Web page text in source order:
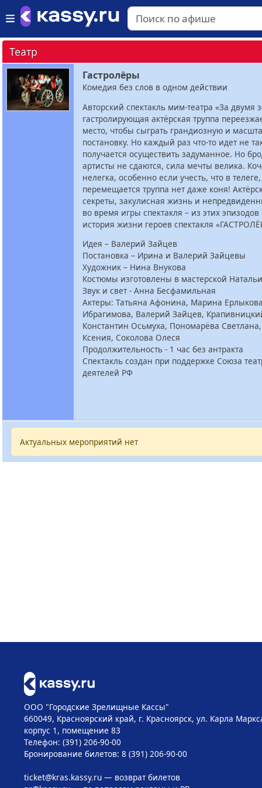
Театр
Гастролёры
Комедия без слов в одном действии
Авторский спектакль мим-театра «За двумя
гастролирующая актёрская труппа
место, чтобы сыграть грандиозную и
постановку. Но каждый раз что-то идет не
получается осуществить задуманное. Но
артисты не сдаются, сила мечты велика.
нелегка, особенно если учесть, что в
перемещается труппа нет даже коня!
секреты, закулисная жизнь и
во время игры спектакля – из этих
история жизни героев спектакля
Идея – Валерий Зайцев
Постановка – Ирина и Валерий Зайцевы
Художник – Нина Внукова
Костюмы изготовлены в мастерской
Звук и свет - Анна Бесфамильная
Актеры: Татьяна Афонина, Марина
Ибрагимова, Валерий Зайцев,
Константин Осьмуха, Пономарёва
Ксения, Соколова Олеся
Продолжительность - 1 час без антракта
Спектакль создан при поддержке Союза
деятелей РФ
Актуальных мероприятий нет
ООО "Городские Зрелищные Кассы"
660049, Красноярский край, г. Красноярск, ул. Карла
корпус 1, помещение 83
Телефон: (391) 206-90-00
Бронирование билетов: 8 (391) 206-90-00
ticket@kras.kassy.ru— возврат билетов